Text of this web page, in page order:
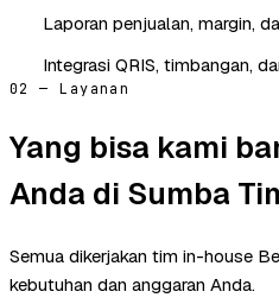
Laporan penjualan, margin,
Integrasi QRIS, timbangan,
02 — Layanan
Yang bisa kami
Anda di Sumba
Semua dikerjakan tim in-house
kebutuhan dan anggaran Anda.